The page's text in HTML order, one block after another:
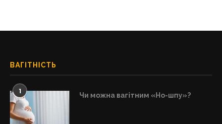
ВАГІТНІСТЬ
1 Чи можна вагітним «Но-шпу»?